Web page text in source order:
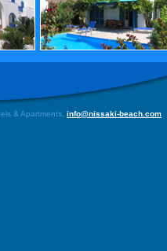
& Apartments, info@nissaki-beach.com